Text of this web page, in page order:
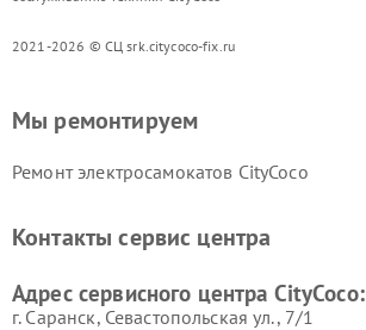
2021-2026 © СЦ srk.citycoco-fix.ru
Мы ремонтируем
Ремонт электросамокатов CityCoco
Контакты сервис центра
Адрес сервисного центра CityCoco:
г. Саранск, Севастопольская ул., 7/1